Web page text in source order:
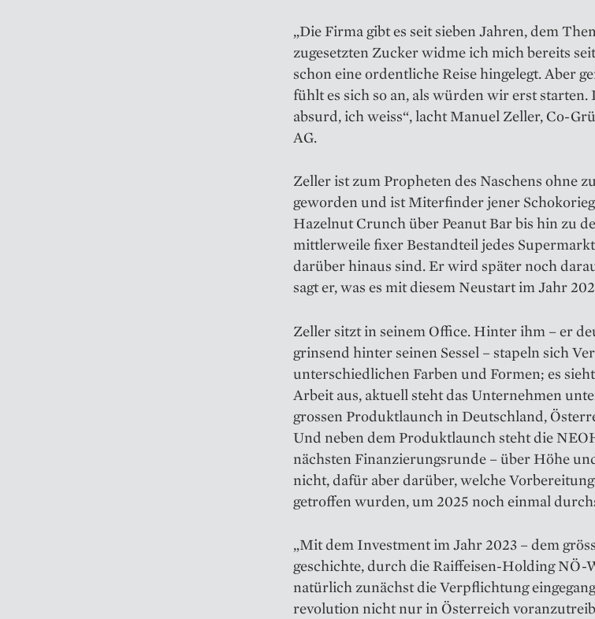
„Die Firma gibt es seit sieben Jahren, dem
zugesetzten Zucker widme ich mich bereits
schon eine ordentliche Reise hingelegt. Aber
fühlt es sich so an, als würden wir erst starten.
absurd, ich weiss“, lacht Manuel Zeller, Co-
AG.
Zeller ist zum Propheten des Naschens ohne
geworden und ist Miterfinder jener
Hazelnut Crunch über Peanut Bar bis hin zu
mittlerweile fixer Bestandteil jedes
darüber hinaus sind. Er wird später noch
sagt er, was es mit diesem Neustart im Jahr
Zeller sitzt in seinem Office. Hinter ihm – er
grinsend hinter seinen Sessel – stapeln sich
unterschiedlichen Farben und Formen; es
Arbeit aus, aktuell steht das Unternehmen
grossen Produktlaunch in Deutschland,
Und neben dem Produktlaunch steht die
nächsten Finanzierungsrunde – über Höhe
nicht, dafür aber darüber, welche
getroffen wurden, um 2025 noch einmal
„Mit dem Investment im Jahr 2023 – dem
geschichte, durch die Raiffeisen-­Holding
natürlich zunächst die ­Verpflichtung
revolution nicht nur in Österreich